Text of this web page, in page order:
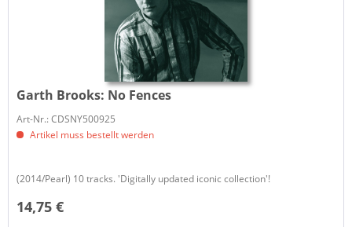
Garth Brooks: No Fences
Art-Nr.: CDSNY500925
Artikel muss bestellt werden
(2014/Pearl) 10 tracks. 'Digitally updated iconic collection'!
14,75 €